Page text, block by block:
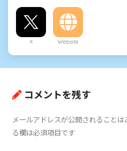
X Website
コメントを残す
メールアドレスが公開されることは
る欄は必須項目です